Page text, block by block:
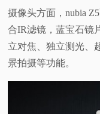
摄像头方面，nubia
合IR滤镜，蓝宝石镜
立对焦、独立测光、
景拍摄等功能。